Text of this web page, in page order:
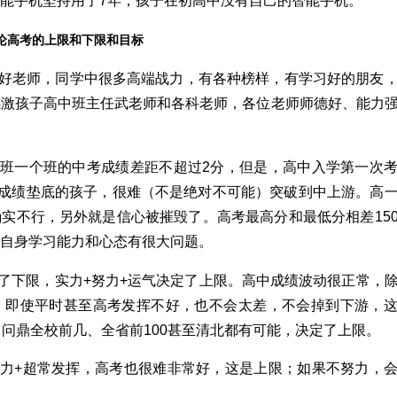
高考的上限和下限和目标
老师，同学中很多高端战力，有各种榜样，有学习好的朋友
孩子高中班主任武老师和各科老师，各位老师师德好、能力
一个班的中考成绩差距不超过2分，但是，高中入学第一次
绩垫底的孩子，很难（不是绝对不可能）突破到中上游。高
不行，另外就是信心被摧毁了。高考最高分和最低分相差
身学习能力和心态有很大问题。
下限，实力+努力+运气决定了上限。高中成绩波动很正常，
使平时甚至高考发挥不好，也不会太差，不会掉到下游，
鼎全校前几、全省前100甚至清北都有可能，决定了上限。
+超常发挥，高考也很难非常好，这是上限；如果不努力，